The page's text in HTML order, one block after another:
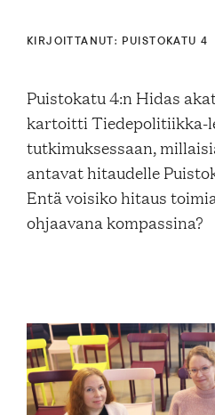
Blogi
Yhteys- ja lisätiedot
FAQ
KIRJOITTANUT: PUISTOKATU 4
Puistokatu 4:n Hidas
kartoitti Tiedepolitiikka-
tutkimuksessaan,
antavat hitaudelle
Entä voisiko hitaus
ohjaavana kompassina?